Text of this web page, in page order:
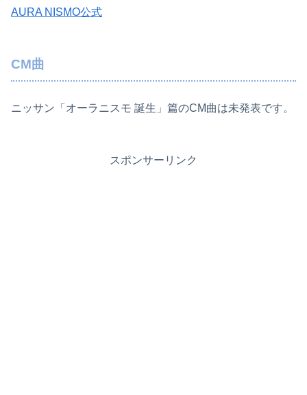
AURA NISMO公式
CM曲
ニッサン「オーラニスモ 誕生」篇のCM曲は未発表です。
スポンサーリンク